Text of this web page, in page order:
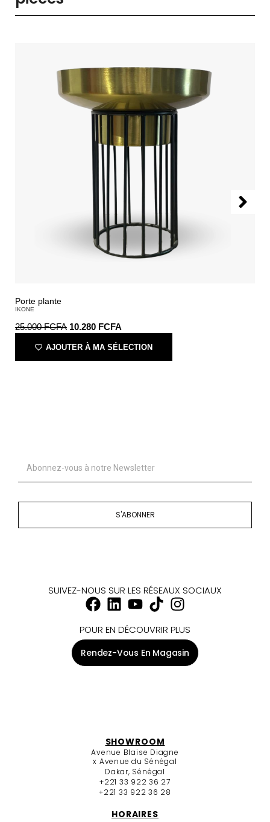
Porte plante
IKONE
25.000FCFA 10.280 FCFA
AJOUTER À MA SÉLECTION
S'ABONNER
SUIVEZ-NOUS SUR LES RÉSEAUX SOCIAUX
POUR EN DÉCOUVRIR PLUS
Rendez-Vous En Magasin
SHOWROOM
Avenue Blaise Diagne
x Avenue du Sénégal
Dakar, Sénégal
+221 33 922 36 27
+221 33 922 36 28
HORAIRES